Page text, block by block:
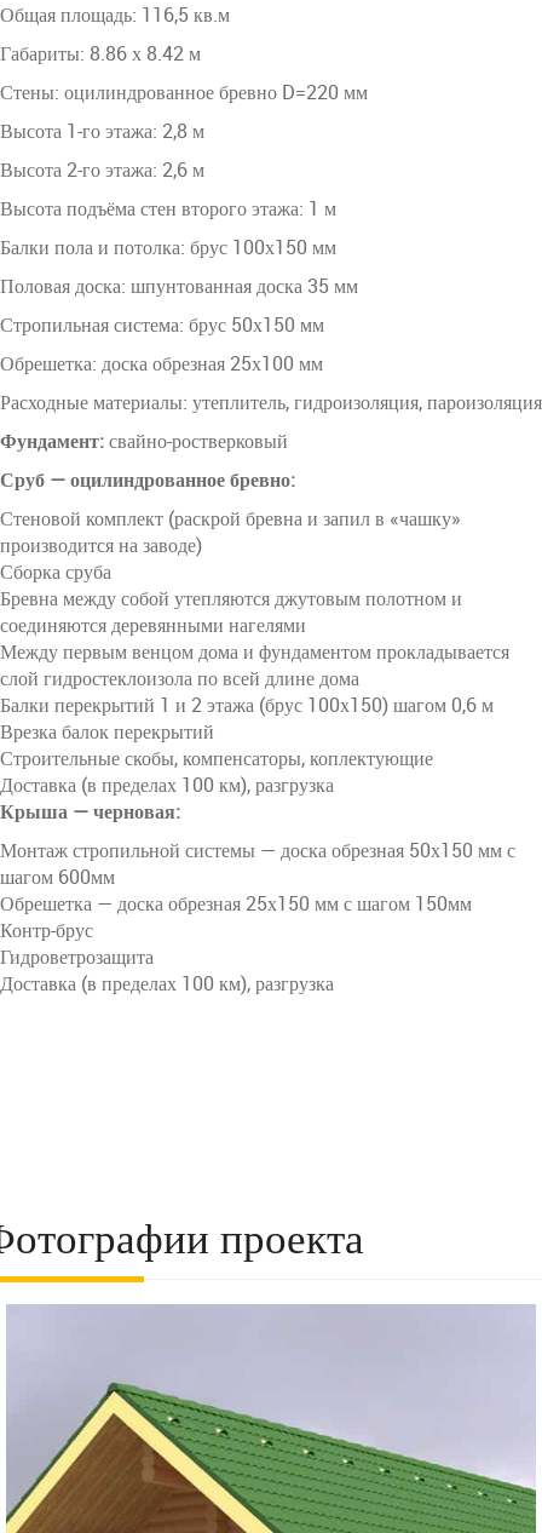
Общая площадь: 116,5 кв.м
Габариты: 8.86 х 8.42 м
Стены: оцилиндрованное бревно D=220 мм
Высота 1-го этажа: 2,8 м
Высота 2-го этажа: 2,6 м
Высота подъёма стен второго этажа: 1 м
Балки пола и потолка: брус 100х150 мм
Половая доска: шпунтованная доска 35 мм
Стропильная система: брус 50х150 мм
Обрешетка: доска обрезная 25х100 мм
Расходные материалы: утеплитель, гидроизоляция, пароизоляция
Фундамент:свайно-ростверковый
Сруб — оцилиндрованное бревно:
Стеновой комплект (раскрой бревна и запил в «чашку»
производится на заводе)
Сборка сруба
Бревна между собой утепляются джутовым полотном и
соединяются деревянными нагелями
Между первым венцом дома и фундаментом прокладывается
слой гидростеклоизола по всей длине дома
Балки перекрытий 1 и 2 этажа (брус 100х150) шагом 0,6 м
Врезка балок перекрытий
Строительные скобы, компенсаторы, коплектующие
Доставка (в пределах 100 км), разгрузка
Крыша — черновая:
Монтаж стропильной системы — доска обрезная 50х150 мм с
шагом 600мм
Обрешетка — доска обрезная 25х150 мм с шагом 150мм
Контр-брус
Гидроветрозащита
Доставка (в пределах 100 км), разгрузка
проекта